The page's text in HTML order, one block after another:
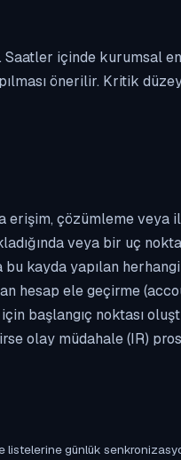
içinde kurumsal
önerilir. Kritik
erişim, çözümleme
veya bir uç
kayda yapılan
hesap ele geçirme
başlangıç noktası
olay müdahale (IR)
listelerine günlük